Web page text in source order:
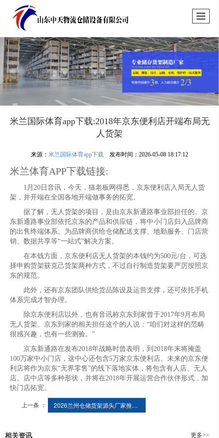
米兰国际体育app下载:2018年京东便利店开端布局无
人货架
来源：米兰国际体育app下载 发布时间：2026-05-08 18:17:12
米兰体育APP下载链接:
1月20日音讯，今天，猫老板网得悉，京东便利店入局无人货
架，并开端在全国各地开端做事务的拓宽。
据了解，无人货架的项目，是由京东新通路事业部担任的。京
东新通路事业部依托京东的产品和供应链，将中小门店归入品牌商
的出售终端体系。为品牌商供给仓储配送支撑、地勤服务、门店营
销、数据共享等“一站式”解决方案。
在本钱方面，京东便利店无人货架的本钱约为500元/台，可选
择申购货架获克己货架两种方式，不过自行制造货架要严厉按照京
东的规范。
此外，还有京东团队供给货品陈设及运营支撑，还可依托手机
体系完成才智办理。
除京东便利店以外，也有音讯称京东到家曾于2017年9月布局
无人货架。京东到家的相关担任这个的人说：“咱们对这样的范畴
很感兴趣，也有一些测验。”
京东新通路在发布2018年战略时曾表明，到2018年末将掩盖
100万家中小门店，这中心还包含5万家京东便利店。未来的京东便
利店将作为京东“无界零售”的线下落地实体，将包含有人店、无人
店、店中店等多种形状，并将在2018年开展运营合作伙伴形式，加
快门店拓宽。
上一条 ： 2026兰州仓储货架源头厂家推荐榜 适配多行业需求
相关资讯 更多>>